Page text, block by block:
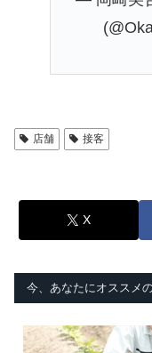
店舗 接客
X
今、あなたにオススメ